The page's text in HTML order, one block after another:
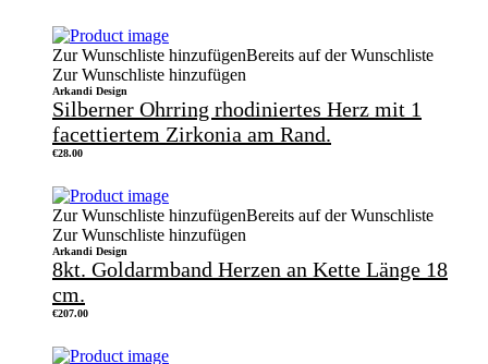
Zur Wunschliste hinzufügenBereits auf der Wunschliste
Zur Wunschliste hinzufügen
Arkandi Design
Silberner Ohrring rhodiniertes Herz mit 1
facettiertem Zirkonia am Rand.
€28.00
Zur Wunschliste hinzufügenBereits auf der Wunschliste
Zur Wunschliste hinzufügen
Arkandi Design
8kt. Goldarmband Herzen an Kette Länge 18
cm.
€207.00